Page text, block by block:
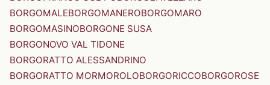
BORGOMALEBORGOMANEROBORGOMARO
BORGOMASINOBORGONE SUSA
BORGONOVO VAL TIDONE
BORGORATTO ALESSANDRINO
BORGORATTO MORMOROLOBORGORICCOBORGOROSE